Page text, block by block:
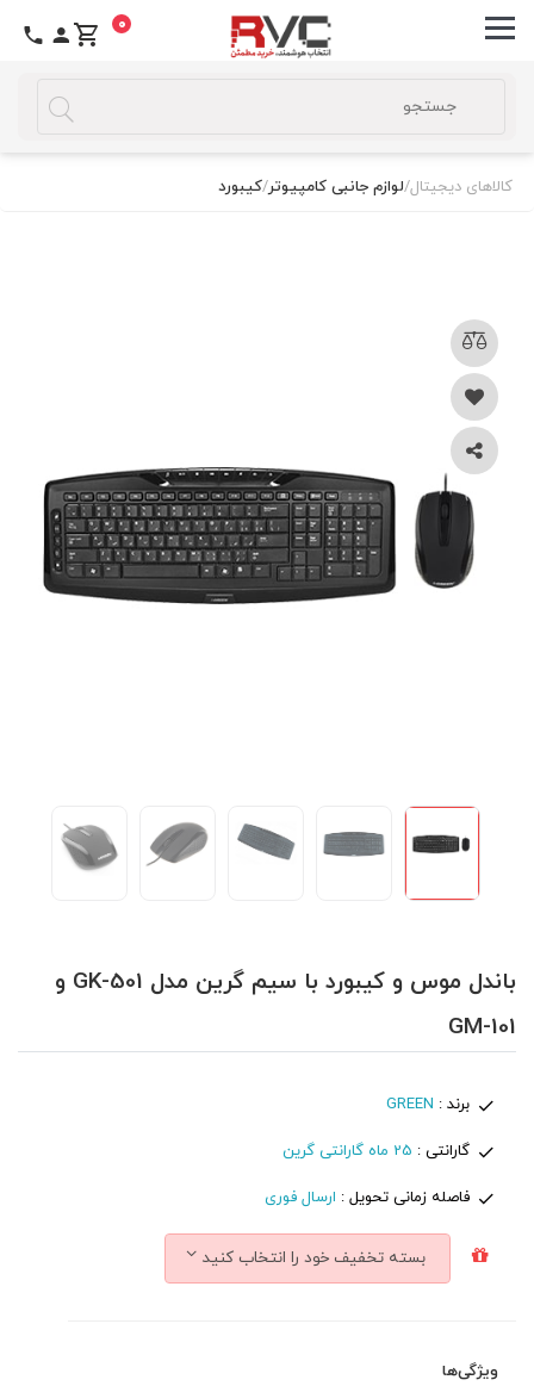
0
کالاهای دیجیتال/لوازم جانبی کامپیوتر/کیبورد
باندل موس و کیبورد با سیم گرین مدل GK-501 و
GM-101
برند : GREEN
گارانتی : 25 ماه گارانتی گرین
فاصله زمانی تحویل : ارسال فوری
بسته تخفیف خود را انتخاب کنید
ویژگی‌ها